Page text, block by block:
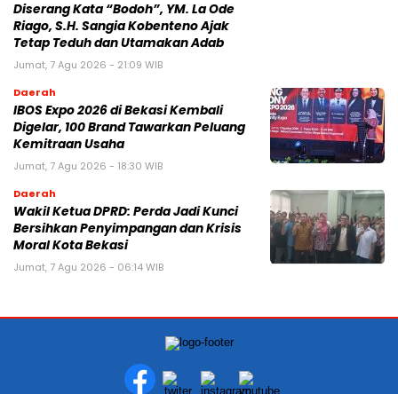
Diserang Kata “Bodoh”, YM. La Ode
Riago, S.H. Sangia Kobenteno Ajak
Tetap Teduh dan Utamakan Adab
Jumat, 7 Agu 2026 - 21:09 WIB
Daerah
IBOS Expo 2026 di Bekasi Kembali
Digelar, 100 Brand Tawarkan Peluang
Kemitraan Usaha
Jumat, 7 Agu 2026 - 18:30 WIB
Daerah
Wakil Ketua DPRD: Perda Jadi Kunci
Bersihkan Penyimpangan dan Krisis
Moral Kota Bekasi
Jumat, 7 Agu 2026 - 06:14 WIB